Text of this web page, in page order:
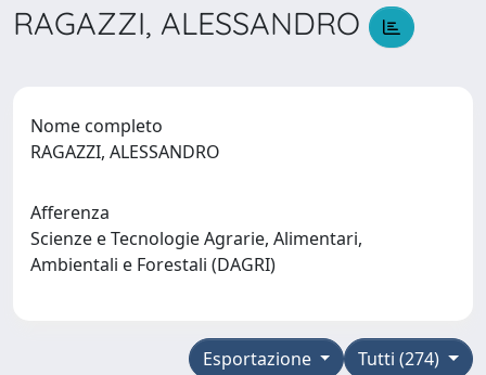
RAGAZZI, ALESSANDRO
Nome completo
RAGAZZI, ALESSANDRO
Afferenza
Scienze e Tecnologie Agrarie, Alimentari,
Ambientali e Forestali (DAGRI)
Tutti (274)
Esportazione